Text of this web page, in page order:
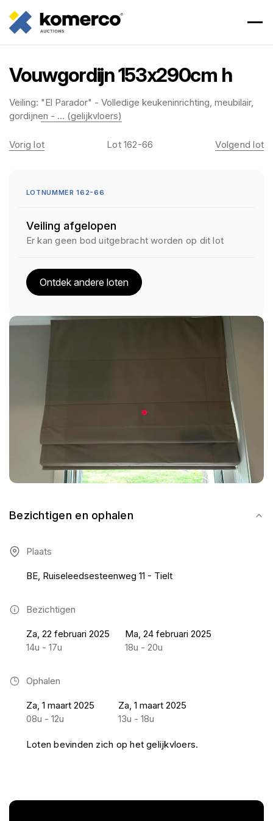
Vouwgordijn 153x290cm h
Veiling: "El Parador" - Volledige keukeninrichting, meubilair,
gordijnen - ... (gelijkvloers)
Bezichtigen en ophalen
Plaats
BE, Ruiseleedsesteenweg 11 - Tielt
Bezichtigen
Za, 22 februari 2025
14u - 17u
Ma, 24 februari 2025
18u - 20u
Ophalen
Za, 1 maart 2025
08u - 12u
Za, 1 maart 2025
13u - 18u
Loten bevinden zich op het gelijkvloers.
Vorig lot Lot 162-66 Volgend lot
LOTNUMMER 162-66
Veiling afgelopen
Er kan geen bod uitgebracht worden op dit lot
Ontdek andere loten